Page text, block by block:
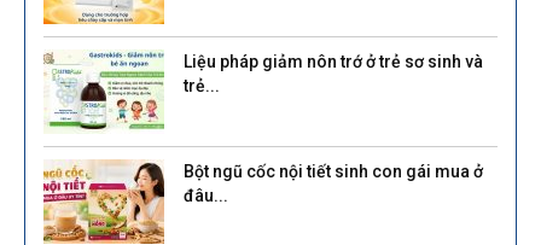
Liệu pháp giảm nôn trớ ở trẻ sơ sinh và
trẻ...
Bột ngũ cốc nội tiết sinh con gái mua ở
đâu...